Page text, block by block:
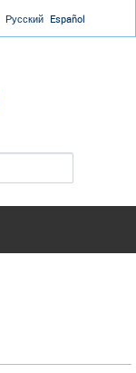
Русский Español